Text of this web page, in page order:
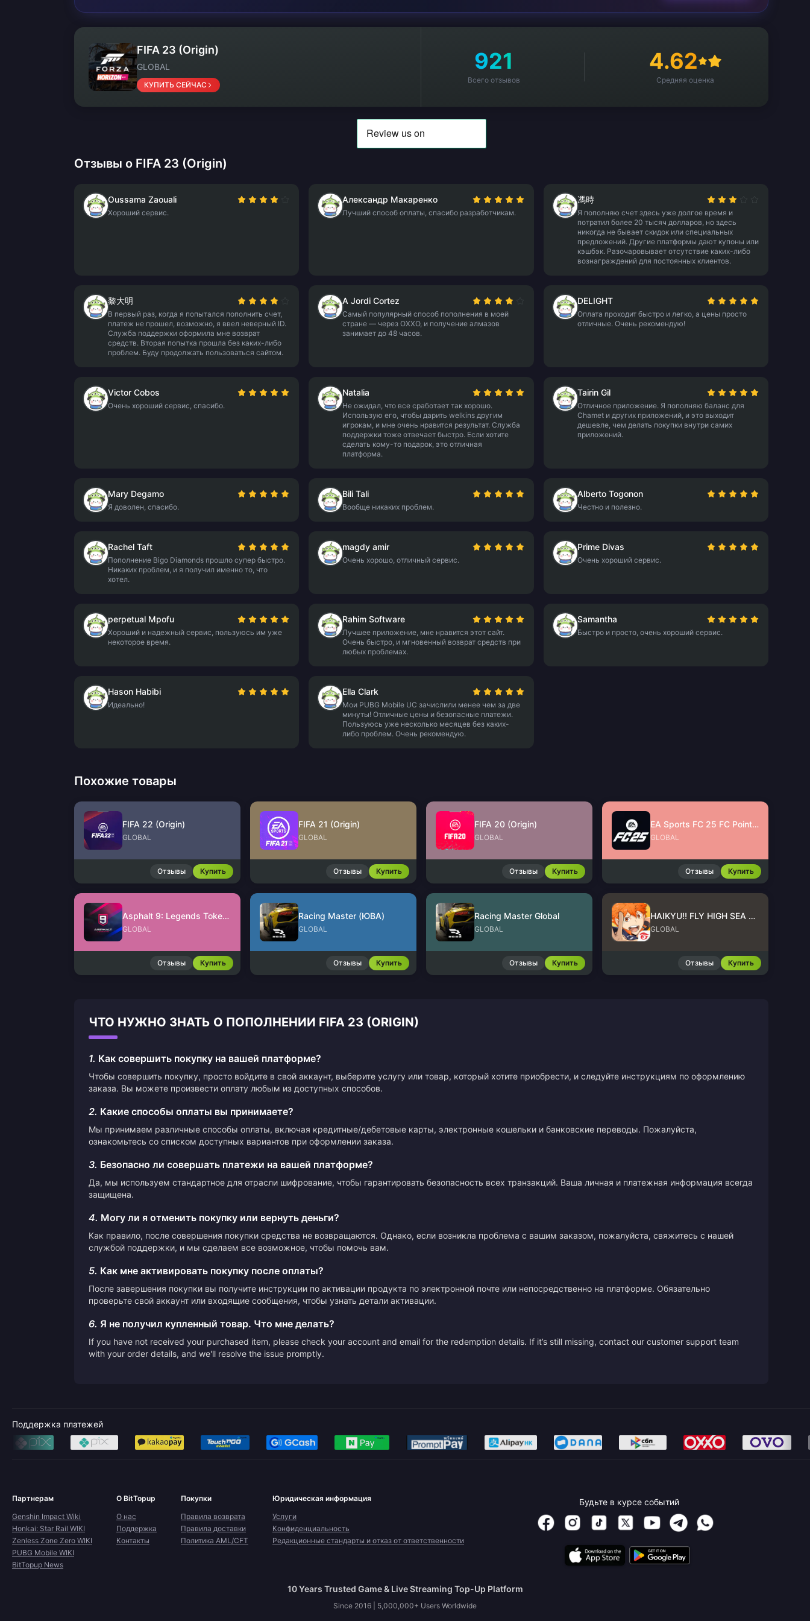
FIFA 23 (Origin)
GLOBAL
КУПИТЬ СЕЙЧАС
921
Всего отзывов
4.62
Средняя оценка
Отзывы о FIFA 23 (Origin)
Oussama Zaouali
Хороший сервис.
Александр Макаренко
Лучший способ оплаты, спасибо разработчикам.
馮時
Я пополняю счет здесь уже долгое время и
потратил более 20 тысяч долларов, но здесь
никогда не бывает скидок или специальных
предложений. Другие платформы дают купоны или
кэшбэк. Разочаровывает отсутствие каких-либо
вознаграждений для постоянных клиентов.
黎大明
В первый раз, когда я попытался пополнить счет,
платеж не прошел, возможно, я ввел неверный ID.
Служба поддержки оформила мне возврат
средств. Вторая попытка прошла без каких-либо
проблем. Буду продолжать пользоваться сайтом.
A Jordi Cortez
Самый популярный способ пополнения в моей
стране — через OXXO, и получение алмазов
занимает до 48 часов.
DELIGHT
Оплата проходит быстро и легко, а цены просто
отличные. Очень рекомендую!
Victor Cobos
Очень хороший сервис, спасибо.
Natalia
Не ожидал, что все сработает так хорошо.
Использую его, чтобы дарить welkins другим
игрокам, и мне очень нравится результат. Служба
поддержки тоже отвечает быстро. Если хотите
сделать кому-то подарок, это отличная
платформа.
Tairin Gil
Отличное приложение. Я пополняю баланс для
Chamet и других приложений, и это выходит
дешевле, чем делать покупки внутри самих
приложений.
Mary Degamo
Я доволен, спасибо.
Bili Tali
Вообще никаких проблем.
Alberto Togonon
Честно и полезно.
Rachel Taft
Пополнение Bigo Diamonds прошло супер быстро.
Никаких проблем, и я получил именно то, что
хотел.
magdy amir
Очень хорошо, отличный сервис.
Prime Divas
Очень хороший сервис.
perpetual Mpofu
Хороший и надежный сервис, пользуюсь им уже
некоторое время.
Rahim Software
Лучшее приложение, мне нравится этот сайт.
Очень быстро, и мгновенный возврат средств при
любых проблемах.
Samantha
Быстро и просто, очень хороший сервис.
Hason Habibi
Идеально!
Ella Clark
Мои PUBG Mobile UC зачислили менее чем за две
минуты! Отличные цены и безопасные платежи.
Пользуюсь уже несколько месяцев без каких-
либо проблем. Очень рекомендую.
Похожие товары
FIFA 22 (Origin)
GLOBAL
Отзывы Купить
FIFA 21 (Origin)
GLOBAL
Отзывы Купить
FIFA 20 (Origin)
GLOBAL
Отзывы Купить
EA Sports FC 25 FC Points (EA App)
GLOBAL
Отзывы Купить
Asphalt 9: Legends Tokens
GLOBAL
Отзывы Купить
Racing Master (ЮВА)
GLOBAL
Отзывы Купить
Racing Master Global
GLOBAL
Отзывы Купить
HAIKYU!! FLY HIGH SEA Top Up
GLOBAL
Отзывы Купить
ЧТО НУЖНО ЗНАТЬ О ПОПОЛНЕНИИ FIFA 23 (ORIGIN)
1. Как совершить покупку на вашей платформе?
Чтобы совершить покупку, просто войдите в свой аккаунт, выберите услугу или товар, который хотите приобрести, и следуйте инструкциям по оформлению
заказа. Вы можете произвести оплату любым из доступных способов.
2. Какие способы оплаты вы принимаете?
Мы принимаем различные способы оплаты, включая кредитные/дебетовые карты, электронные кошельки и банковские переводы. Пожалуйста,
ознакомьтесь со списком доступных вариантов при оформлении заказа.
3. Безопасно ли совершать платежи на вашей платформе?
Да, мы используем стандартное для отрасли шифрование, чтобы гарантировать безопасность всех транзакций. Ваша личная и платежная информация всегда
защищена.
4. Могу ли я отменить покупку или вернуть деньги?
Как правило, после совершения покупки средства не возвращаются. Однако, если возникла проблема с вашим заказом, пожалуйста, свяжитесь с нашей
службой поддержки, и мы сделаем все возможное, чтобы помочь вам.
5. Как мне активировать покупку после оплаты?
После завершения покупки вы получите инструкции по активации продукта по электронной почте или непосредственно на платформе. Обязательно
проверьте свой аккаунт или входящие сообщения, чтобы узнать детали активации.
6. Я не получил купленный товар. Что мне делать?
If you have not received your purchased item, please check your account and email for the redemption details. If it’s still missing, contact our customer support team
with your order details, and we'll resolve the issue promptly.
Поддержка платежей
Партнерам
Genshin Impact Wiki
Honkai: Star Rail WIKI
Zenless Zone Zero WIKI
PUBG Mobile WIKI
BitTopup News
О BitTopup
О нас
Поддержка
Контакты
Покупки
Правила возврата
Правила доставки
Политика AML/CFT
Юридическая информация
Услуги
Конфиденциальность
Редакционные стандарты и отказ от ответственности
Будьте в курсе событий
10 Years Trusted Game & Live Streaming Top-Up Platform
Since 2016 | 5,000,000+ Users Worldwide